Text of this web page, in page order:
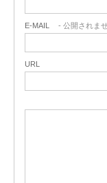
E-MAIL - 公開されま
URL